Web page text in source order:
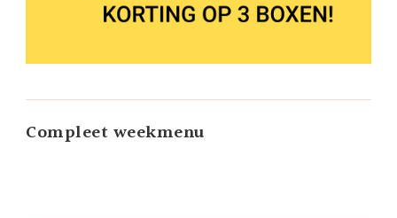
Compleet weekmenu